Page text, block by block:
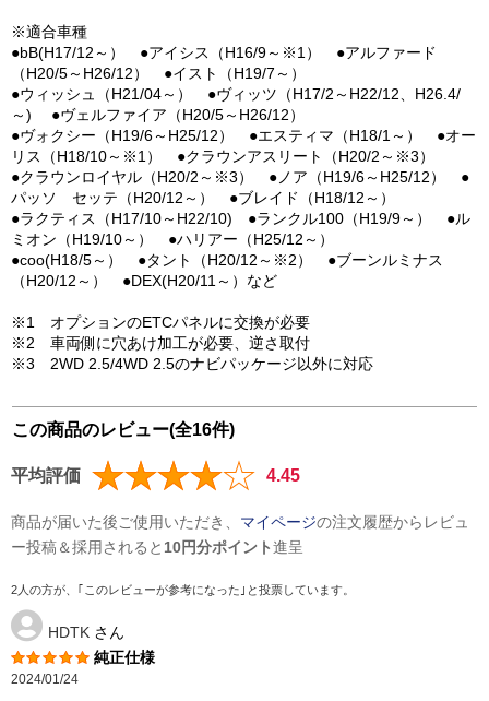
※適合車種
●bB(H17/12～） ●アイシス（H16/9～※1） ●アルファード
（H20/5～H26/12） ●イスト（H19/7～）
●ウィッシュ（H21/04～） ●ヴィッツ（H17/2～H22/12、H26.4/
～) ●ヴェルファイア（H20/5～H26/12）
●ヴォクシー（H19/6～H25/12） ●エスティマ（H18/1～） ●オー
リス（H18/10～※1） ●クラウンアスリート（H20/2～※3）
●クラウンロイヤル（H20/2～※3） ●ノア（H19/6～H25/12） ●
パッソ セッテ（H20/12～） ●ブレイド（H18/12～）
●ラクティス（H17/10～H22/10) ●ランクル100（H19/9～） ●ル
ミオン（H19/10～） ●ハリアー（H25/12～）
●coo(H18/5～） ●タント（H20/12～※2） ●ブーンルミナス
（H20/12～） ●DEX(H20/11～）など
※1 オプションのETCパネルに交換が必要
※2 車両側に穴あけ加工が必要、逆さ取付
※3 2WD 2.5/4WD 2.5のナビパッケージ以外に対応
この商品のレビュー(全16件)
平均評価 4.45
商品が届いた後ご使用いただき、 マイページの注文履歴からレビュ
ー投稿＆採用されると 10円分ポイント進呈
2人の方が、｢このレビューが参考になった｣と投票しています。
HDTK さん
純正仕様
2024/01/24